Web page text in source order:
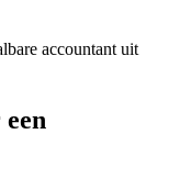
accountant uit